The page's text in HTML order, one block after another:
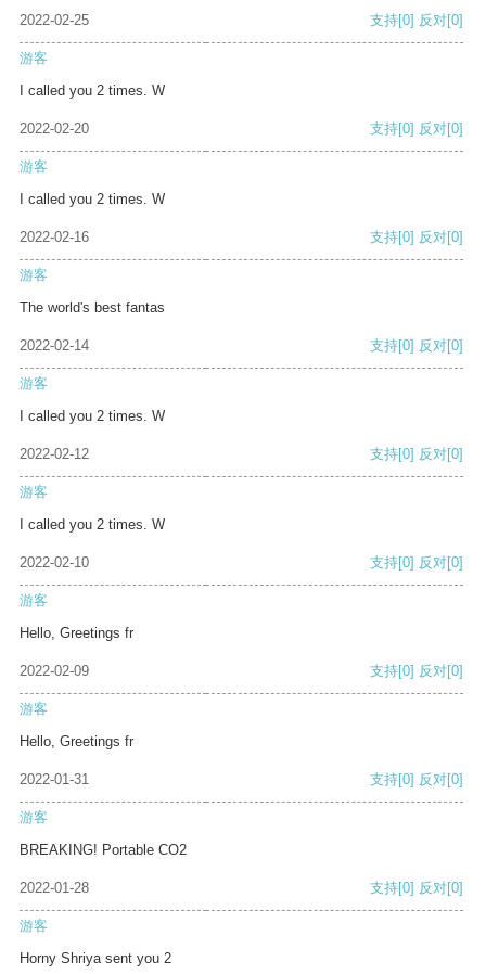
2022-02-25 支持[0] 反对[0]
游客
I called you 2 times. W
2022-02-20 支持[0] 反对[0]
游客
I called you 2 times. W
2022-02-16 支持[0] 反对[0]
游客
The world's best fantas
2022-02-14 支持[0] 反对[0]
游客
I called you 2 times. W
2022-02-12 支持[0] 反对[0]
游客
I called you 2 times. W
2022-02-10 支持[0] 反对[0]
游客
Hello, Greetings fr
2022-02-09 支持[0] 反对[0]
游客
Hello, Greetings fr
2022-01-31 支持[0] 反对[0]
游客
BREAKING! Portable CO2
2022-01-28 支持[0] 反对[0]
游客
Horny Shriya sent you 2